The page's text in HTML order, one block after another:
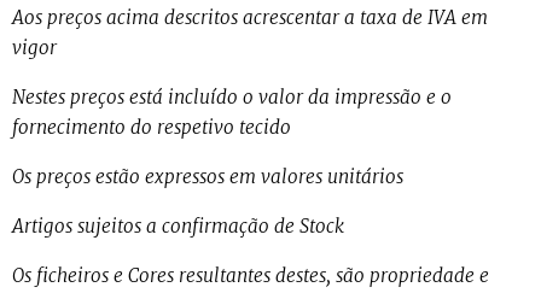
Aos preços acima descritos acrescentar a taxa de IVA em
vigor
Nestes preços está incluído o valor da impressão e o
fornecimento do respetivo tecido
Os preços estão expressos em valores unitários
Artigos sujeitos a confirmação de Stock
Os ficheiros e Cores resultantes destes, são propriedade e